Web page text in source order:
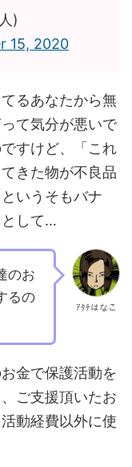
)
15, 2020
るあなたから無
て気分が悪いで
すけど、「これ
きた物が不良品
いうそもバナ
として…
のお
るの
ｱﾀﾁはなこ
金で保護活動を
ご支援頂いたお
動経費以外に使